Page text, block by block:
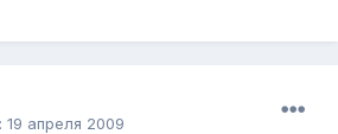
19 апреля 2009